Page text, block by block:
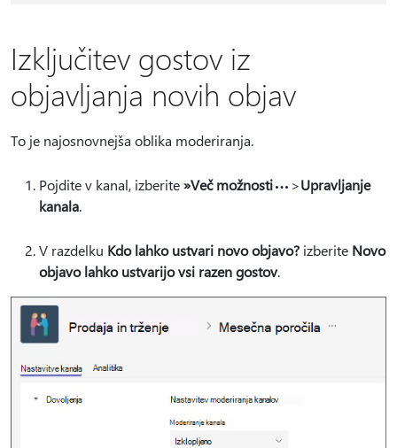
Izključitev gostov iz
objavljanja novih objav
To je najosnovnejša oblika moderiranja.
Pojdite v kanal, izberite»Več možnosti >Upravljanje
kanala.
V razdelku Kdo lahko ustvari novo objavo? izberite Novo
objavo lahko ustvarijo vsi razen gostov.